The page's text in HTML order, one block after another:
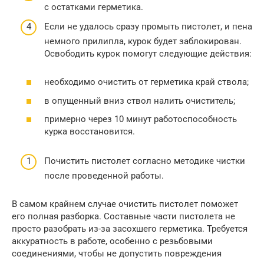
с остатками герметика.
Если не удалось сразу промыть пистолет, и пена
немного прилипла, курок будет заблокирован.
Освободить курок помогут следующие действия:
необходимо очистить от герметика край ствола;
в опущенный вниз ствол налить очиститель;
примерно через 10 минут работоспособность
курка восстановится.
Почистить пистолет согласно методике чистки
после проведенной работы.
В самом крайнем случае очистить пистолет поможет
его полная разборка. Составные части пистолета не
просто разобрать из-за засохшего герметика. Требуется
аккуратность в работе, особенно с резьбовыми
соединениями, чтобы не допустить повреждения